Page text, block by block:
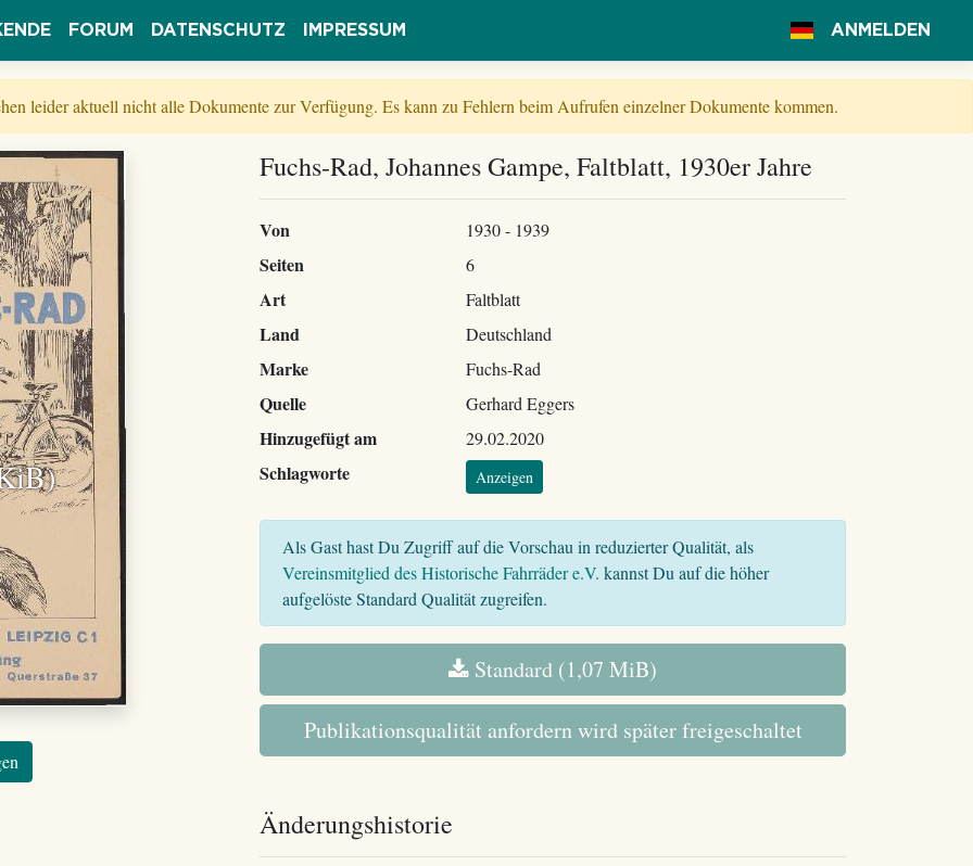
FORUM DATENSCHUTZ IMPRESSUM ANMELDEN
leider aktuell nicht alle Dokumente zur Verfügung. Es kann zu Fehlern beim Aufrufen einzelner Dokumente kommen.
Fuchs-Rad, Johannes Gampe, Faltblatt, 1930er Jahre
Von 1930 - 1939
Seiten 6
Art Faltblatt
Land Deutschland
Marke Fuchs-Rad
Quelle Gerhard Eggers
Hinzugefügt am 29.02.2020
Schlagworte Anzeigen
Als Gast hast Du Zugriff auf die Vorschau in reduzierter Qualität, als
Vereinsmitglied des Historische Fahrräder e.V. kannst Du auf die höher
aufgelöste Standard Qualität zugreifen.
Standard (1,07 MiB)
Publikationsqualität anfordern wird später freigeschaltet
Änderungshistorie